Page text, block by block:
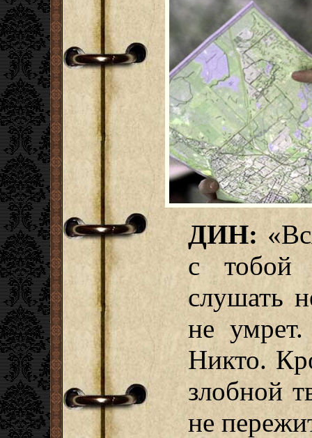
ДИН:
с тобой
слушать
не
Никто.
злобной
не